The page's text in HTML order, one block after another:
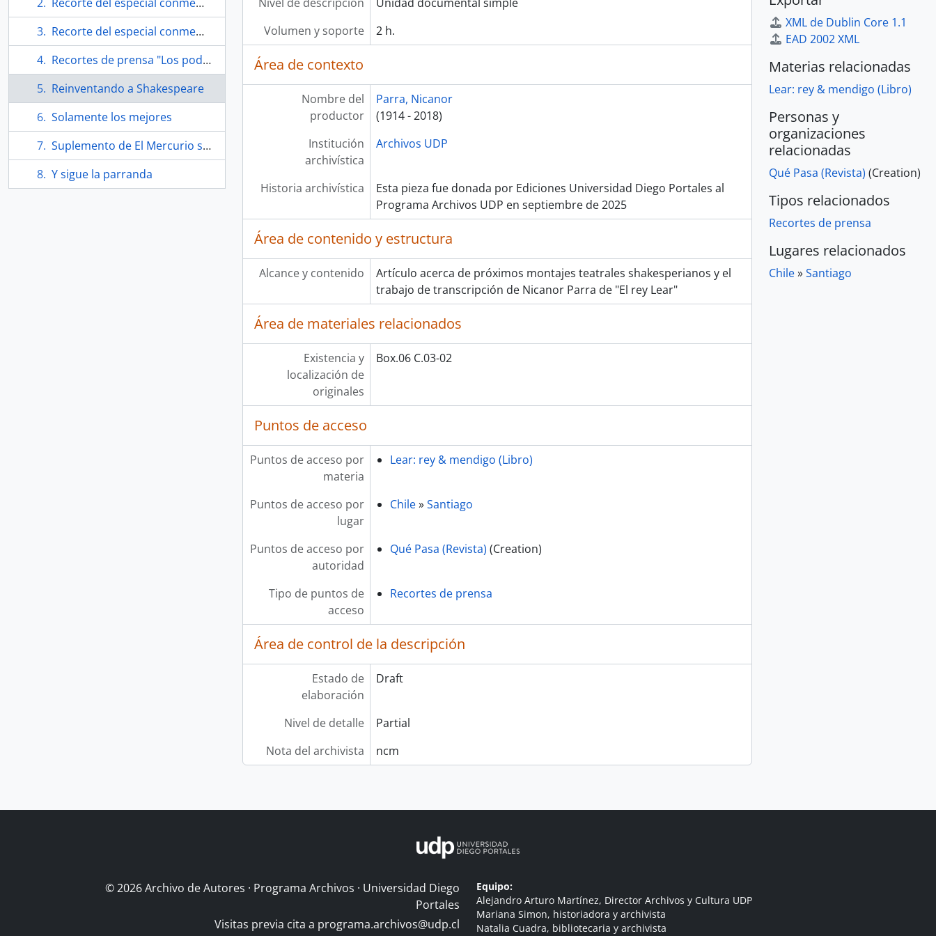
Recorte del especial conmemorativo de Las Últimas Noticias "Llore si le parece"
Recortes de prensa "Los poderes de Pablo Neruda"
Reinventando a Shakespeare
Solamente los mejores
Suplemento de El Mercurio sobre Artes y Letras "Nicanor Parra 100."
Y sigue la parranda
Volumen y soporte
2 h.
Área de contexto
Nombre del
productor
Parra, Nicanor
(1914 - 2018)
Institución
archivística
Archivos UDP
Historia archivística
Esta pieza fue donada por Ediciones Universidad Diego Portales al
Programa Archivos UDP en septiembre de 2025
Área de contenido y estructura
Alcance y contenido
Artículo acerca de próximos montajes teatrales shakesperianos y el
trabajo de transcripción de Nicanor Parra de "El rey Lear"
Área de materiales relacionados
Existencia y
localización de
originales
Box.06 C.03-02
Puntos de acceso
Puntos de acceso por
materia
Lear: rey & mendigo (Libro)
Puntos de acceso por
lugar
Chile»Santiago
Puntos de acceso por
autoridad
Qué Pasa (Revista) (Creation)
Tipo de puntos de
acceso
Recortes de prensa
Área de control de la descripción
Estado de
elaboración
Draft
Nivel de detalle
Partial
Nota del archivista
ncm
XML de Dublin Core 1.1
EAD 2002 XML
Materias relacionadas
Lear: rey & mendigo (Libro)
Personas y
organizaciones
relacionadas
Qué Pasa (Revista) (Creation)
Tipos relacionados
Recortes de prensa
Lugares relacionados
Chile»Santiago
© 2026 Archivo de Autores · Programa Archivos · Universidad Diego
Portales
Visitas previa cita a programa.archivos@udp.cl
Equipo:
Alejandro Arturo Martínez, Director Archivos y Cultura UDP
Mariana Simon, historiadora y archivista
Natalia Cuadra, bibliotecaria y archivista